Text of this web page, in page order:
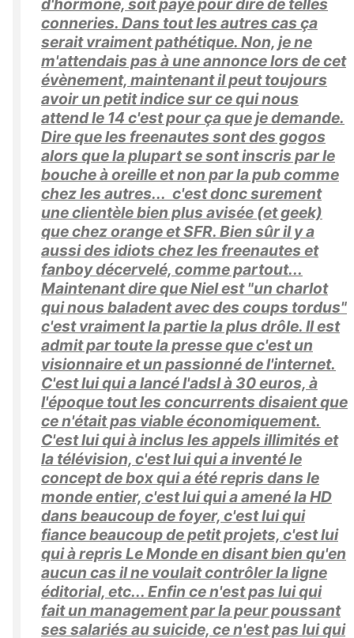
conneries. Dans tout les autres cas ça
serait vraiment pathétique. Non, je ne
m'attendais pas à une annonce lors de cet
évènement, maintenant il peut toujours
avoir un petit indice sur ce qui nous
attend le 14 c'est pour ça que je demande.
Dire que les freenautes sont des gogos
alors que la plupart se sont inscris par le
bouche à oreille et non par la pub comme
chez les autres... c'est donc surement
une clientèle bien plus avisée (et geek)
que chez orange et SFR. Bien sûr il y a
aussi des idiots chez les freenautes et
fanboy décervelé, comme partout...
Maintenant dire que Niel est "un charlot
qui nous baladent avec des coups tordus"
c'est vraiment la partie la plus drôle. Il est
admit par toute la presse que c'est un
visionnaire et un passionné de l'internet.
C'est lui qui a lancé l'adsl à 30 euros, à
l'époque tout les concurrents disaient que
ce n'était pas viable économiquement.
C'est lui qui à inclus les appels illimités et
la télévision, c'est lui qui a inventé le
concept de box qui a été repris dans le
monde entier, c'est lui qui a amené la HD
dans beaucoup de foyer, c'est lui qui
fiance beaucoup de petit projets, c'est lui
qui à repris Le Monde en disant bien qu'en
aucun cas il ne voulait contrôler la ligne
éditorial, etc... Enfin ce n'est pas lui qui
fait un management par la peur poussant
ses salariés au suicide, ce n'est pas lui qui